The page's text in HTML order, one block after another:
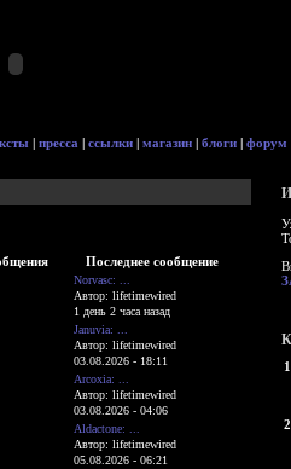
| пресса | ссылки | магазин | блоги | форум
Последнее сообщение
Norvasc: ...
Автор: lifetimewired
1 день 2 часа назад
Januvia: ...
Автор: lifetimewired
03.08.2026 - 18:11
Arcoxia: ...
Автор: lifetimewired
03.08.2026 - 04:06
Aldactone: ...
Автор: lifetimewired
05.08.2026 - 06:21